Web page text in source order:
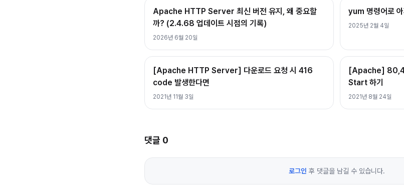
Apache HTTP Server 최신 버전 유지, 왜 중요할
까? (2.4.68 업데이트 시점의 기록)
2026년 6월 20일
yum 명령어로
2025년 2월 4일
[Apache HTTP Server] 다운로드 요청 시 416
code 발생한다면
2021년 11월 3일
[Apache]
Start 하기
2021년 8월 24일
댓글 0
로그인 후 댓글을 남길 수 있습니다.